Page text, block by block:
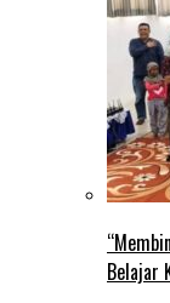
Belajar